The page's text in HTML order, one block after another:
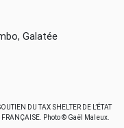
, Galatée
DU TAX SHELTER DE L’ÉTAT
FRANÇAISE. Photo © Gaël Maleux.